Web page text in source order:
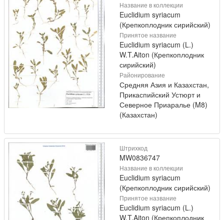
Название в коллекции
Euclidium syriacum
(Крепкоплодник сирийский)
Принятое название
Euclidium syriacum (L.)
W.T.Aiton (Крепкоплодник
сирийский)
Районирование
Средняя Азия и Казахстан,
Прикаспийский Устюрт и
Северное Приаралье (M8)
(Казахстан)
Штрихкод
MW0836747
Название в коллекции
Euclidium syriacum
(Крепкоплодник сирийский)
Принятое название
Euclidium syriacum (L.)
W.T.Aiton (Крепкоплодник